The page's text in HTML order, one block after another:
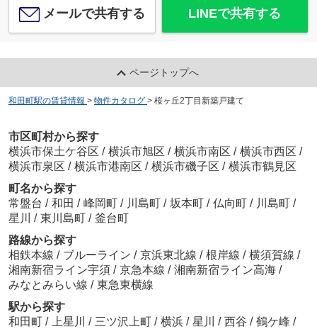
メールで共有する LINEで共有する
ページトップへ
和田町駅の賃貸情報 > 物件カタログ > 桜ヶ丘2丁目新築戸建て
市区町村から探す
横浜市保土ケ谷区 / 横浜市旭区 / 横浜市南区 / 横浜市西区 /
横浜市泉区 / 横浜市港南区 / 横浜市磯子区 / 横浜市鶴見区
町名から探す
常盤台 / 和田 / 峰岡町 / 川島町 / 坂本町 / 仏向町 / 川島町 /
星川 / 東川島町 / 釜台町
路線から探す
相鉄本線 / ブルーライン / 京浜東北線 / 根岸線 / 横須賀線 /
湘南新宿ライン宇須 / 京急本線 / 湘南新宿ライン高海 /
みなとみらい線 / 東急東横線
駅から探す
和田町
/ 上星川 / 三ツ沢上町 / 横浜 / 星川 / 西谷 / 鶴ケ峰 /